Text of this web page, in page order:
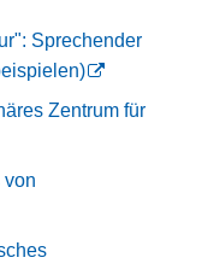
Sprechender
Zentrum für
von